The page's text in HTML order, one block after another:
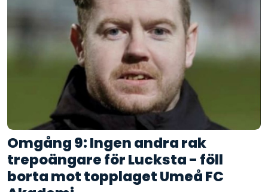
Omgång 9: Ingen andra rak
trepoängare för Lucksta - föll
borta mot topplaget Umeå FC